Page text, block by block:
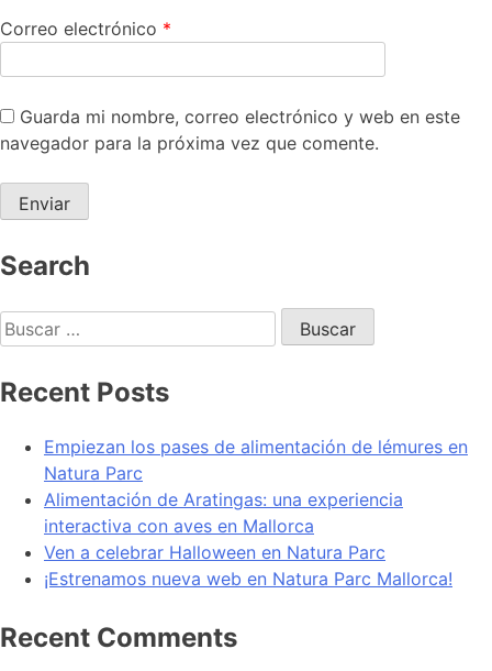
Correo electrónico *
Guarda mi nombre, correo electrónico y web en este
navegador para la próxima vez que comente.
Search
Recent Posts
Empiezan los pases de alimentación de lémures en
Natura Parc
Alimentación de Aratingas: una experiencia
interactiva con aves en Mallorca
Ven a celebrar Halloween en Natura Parc
¡Estrenamos nueva web en Natura Parc Mallorca!
Recent Comments